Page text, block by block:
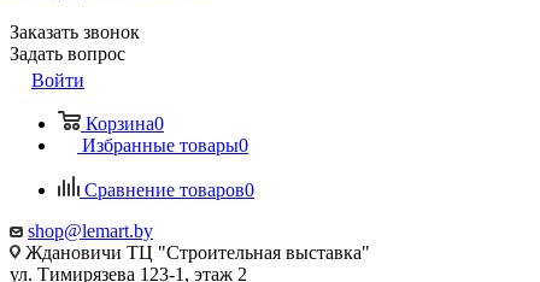
Заказать звонок
Задать вопрос
Войти
Корзина0
Избранные товары0
Сравнение товаров0
shop@lemart.by
Ждановичи ТЦ "Строительная выставка"
ул. Тимирязева 123-1, этаж 2